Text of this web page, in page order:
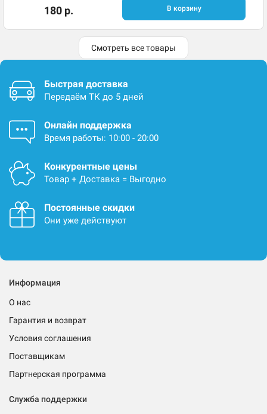
180 р. В корзину
Смотреть все товары
Быстрая доставка
Передаём ТК до 5 дней
Онлайн поддержка
Время работы: 10:00 - 20:00
Конкурентные цены
Товар + Доставка = Выгодно
Постоянные скидки
Они уже действуют
Информация
О нас
Гарантия и возврат
Условия соглашения
Поставщикам
Партнерская программа
Служба поддержки